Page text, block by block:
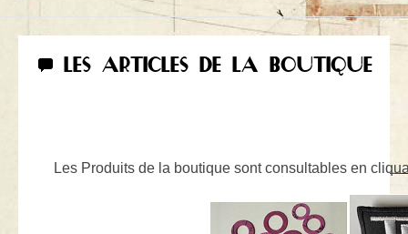
LES ARTICLES DE LA BOUTIQUE
Les Produits de la boutique sont consultables en